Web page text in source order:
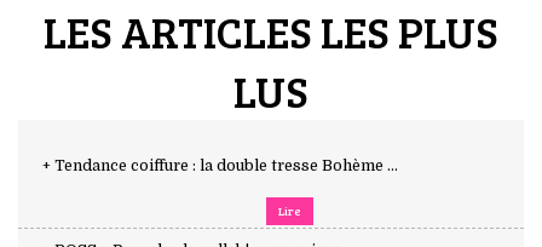
LES ARTICLES LES PLUS
LUS
+ Tendance coiffure : la double tresse Bohème ...
Lire